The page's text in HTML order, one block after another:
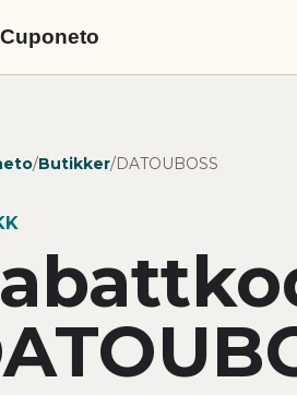
/Butikker/DATOUBOSS